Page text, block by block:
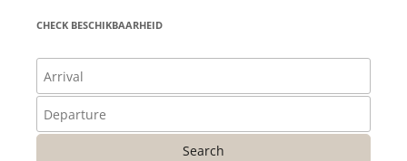
CHECK BESCHIKBAARHEID
Search